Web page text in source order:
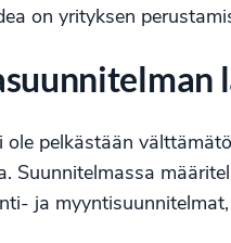
on yrityksen
pelkästään
Suunnitelmassa
ja